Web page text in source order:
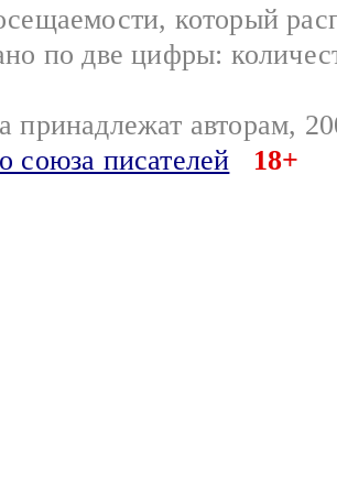
который
по две цифры:
принадлежат авторам,
союза писателей
18+